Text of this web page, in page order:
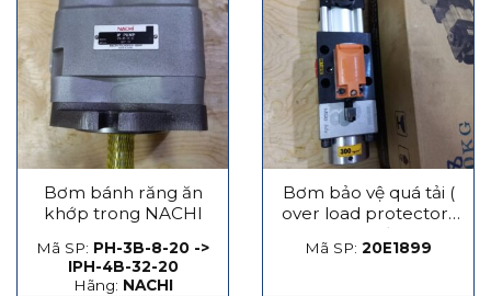
Bơm bánh răng ăn
khớp trong NACHI
Mã SP: PH-3B-8-20 ->
IPH-4B-32-20
Hãng: NACHI
Bơm bảo vệ quá tải (
over load protector)
máy dập
Mã SP: 20E1899